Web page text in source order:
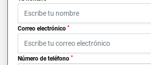
Correo electrónico *
Número de teléfono *